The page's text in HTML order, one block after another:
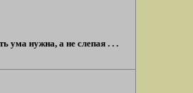
ума нужна, а не слепая . . .